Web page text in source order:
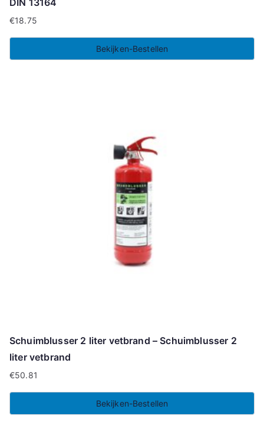
€18.75
Bekijken-Bestellen
Schuimblusser 2 liter vetbrand – Schuimblusser 2
liter vetbrand
€50.81
Bekijken-Bestellen